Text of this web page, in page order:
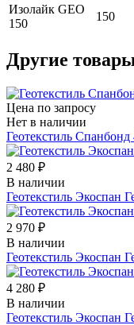
Изолайк GEO
150
150
Другие
Цена по запросу
Нет в наличии
Геотекстиль
2 480 ₽
В наличии
Геотекстиль Экоспан
2 970 ₽
В наличии
Геотекстиль Экоспан
4 280 ₽
В наличии
Геотекстиль Экоспан